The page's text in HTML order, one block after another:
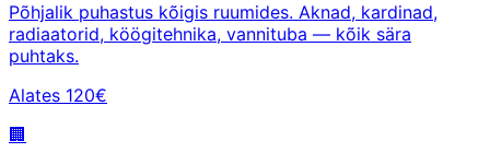
Põhjalik puhastus kõigis ruumides. Aknad, kardinad,
radiaatorid, köögitehnika, vannituba — kõik sära
puhtaks.
Alates 120€
🏢